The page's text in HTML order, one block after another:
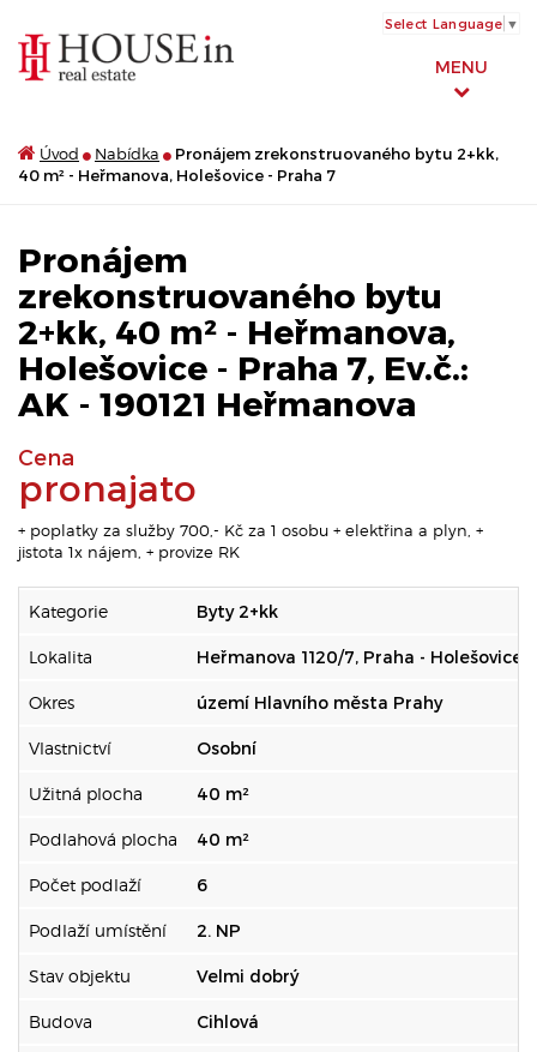
MENU
Select Language ▼
Úvod Nabídka
Pronájem zrekonstruovaného bytu 2+kk,
40 m² - Heřmanova, Holešovice - Praha 7
Pronájem
zrekonstruovaného bytu
2+kk, 40 m² - Heřmanova,
Holešovice - Praha 7, Ev.č.:
AK - 190121 Heřmanova
Cena
pronajato
+ poplatky za služby 700,- Kč za 1 osobu + elektřina a plyn, +
jistota 1x nájem, + provize RK
Kategorie Byty 2+kk
Lokalita Heřmanova 1120/7, Praha - Holešovice
Okres území Hlavního města Prahy
Vlastnictví Osobní
Užitná plocha 40 m²
Podlahová plocha 40 m²
Počet podlaží 6
Podlaží umístění 2. NP
Stav objektu Velmi dobrý
Budova Cihlová